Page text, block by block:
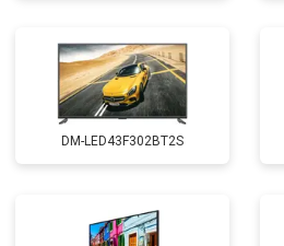
DM-LED43F302BT2S